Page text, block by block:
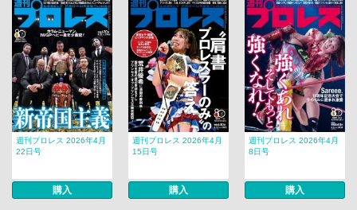
週刊プロレス 2026年4月
22日号
購入
週刊プロレス 2026年4月
15日号
購入
週刊プロレス 2026年4月
8日号
購入